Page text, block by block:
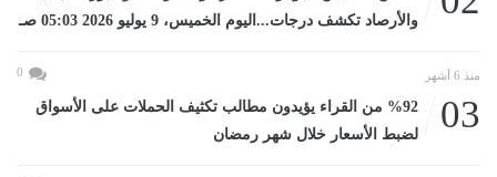
والأرصاد تكشف درجات...اليوم الخميس، 9 يوليو 2026 05:03 صـ
منذ 6 أشهر 0
03
%92 من القراء يؤيدون مطالب تكثيف الحملات على الأسواق
لضبط الأسعار خلال شهر رمضان